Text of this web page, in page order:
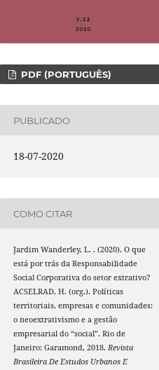
PDF (PORTUGUÊS)
PUBLICADO
18-07-2020
COMO CITAR
Jardim Wanderley, L. . (2020). O que
está por trás da Responsabilidade
Social Corporativa do setor extrativo?
ACSELRAD, H. (org.). Políticas
territoriais, empresas e comunidades:
o neoextrativismo e a gestão
empresarial do “social”. Rio de
Janeiro: Garamond, 2018.Revista
Brasileira De Estudos Urbanos E